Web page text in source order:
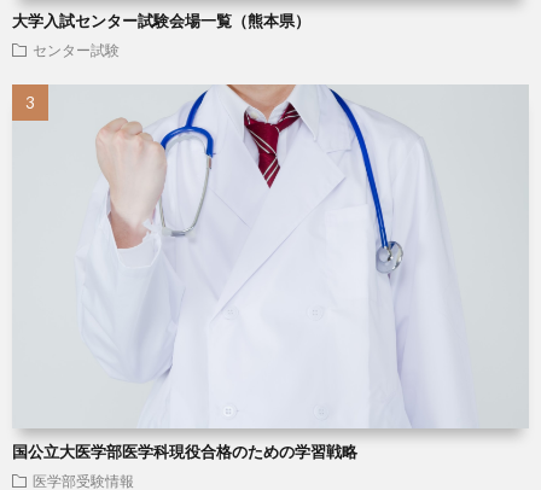
大学入試センター試験会場一覧（熊本県）
センター試験
国公立大医学部医学科現役合格のための学習戦略
医学部受験情報